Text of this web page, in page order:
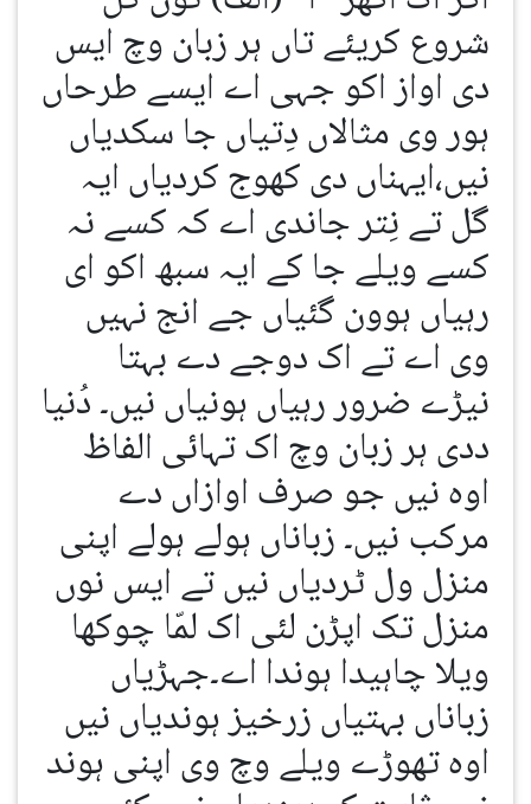
شروع کریئے تاں ہر زبان وچ ایس
دی اواز اکو جہی اے ایسے طرحاں
ہور وی مثالاں دِتیاں جا سکدیاں
نیں،ایہناں دی کھوج کردیاں ایہ
گل تے نِتر جاندی اے کہ کسے نہ
کسے ویلے جا کے ایہ سبھ اکو ای
رہیاں ہوون گئیاں جے انج نہیں
وی اے تے اک دوجے دے بہتا
نیڑے ضرور رہیاں ہونیاں نیں۔ دُنیا
ددی ہر زبان وچ اک تہائی الفاظ
اوہ نیں جو صرف اوازاں دے
مرکب نیں۔ زباناں ہولے ہولے اپنی
منزل ول ٹردیاں نیں تے ایس نوں
منزل تک اپڑن لئی اک لمّا چوکھا
ویلا چاہیدا ہوندا اے۔جہڑیاں
زباناں بہتیاں زرخیز ہوندیاں نیں
اوہ تھوڑے ویلے وچ وی اپنی ہوند